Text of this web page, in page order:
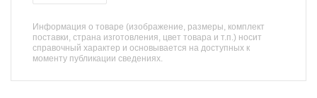
Информация о товаре (изображение, размеры, комплект
поставки, страна изготовления, цвет товара и т.п.) носит
справочный характер и основывается на доступных к
моменту публикации сведениях.